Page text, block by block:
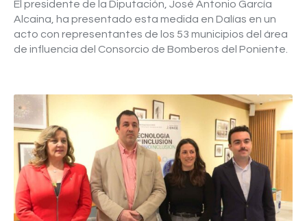
El presidente de la Diputación, José Antonio García
Alcaina, ha presentado esta medida en Dalías en un
acto con representantes de los 53 municipios del área
de influencia del Consorcio de Bomberos del Poniente.